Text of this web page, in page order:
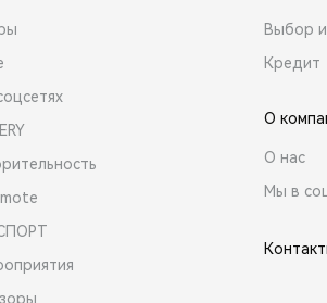
СПОРТ
Выбор и
Кредит
О
О нас
Мы в